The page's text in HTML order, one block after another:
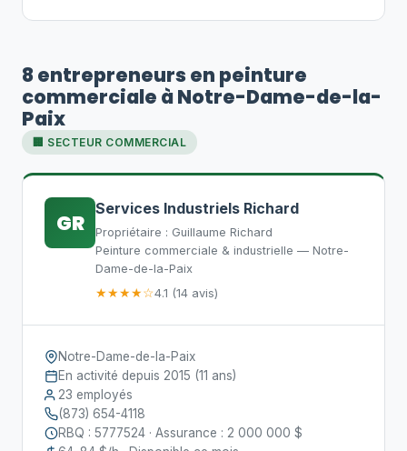
8 entrepreneurs en peinture
commerciale à Notre-Dame-de-la-
Paix
🏢 SECTEUR COMMERCIAL
GR
Services Industriels Richard
Propriétaire : Guillaume Richard
Peinture commerciale & industrielle — Notre-
Dame-de-la-Paix
★★★★☆4.1 (14 avis)
Notre-Dame-de-la-Paix
En activité depuis 2015 (11 ans)
23 employés
(873) 654-4118
RBQ : 5777524 · Assurance : 2 000 000 $